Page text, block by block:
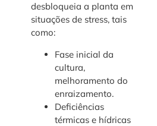
desbloqueia a planta em
situações de stress, tais
como:
Fase inicial da
cultura,
melhoramento do
enraizamento.
Deficiências
térmicas e hídricas